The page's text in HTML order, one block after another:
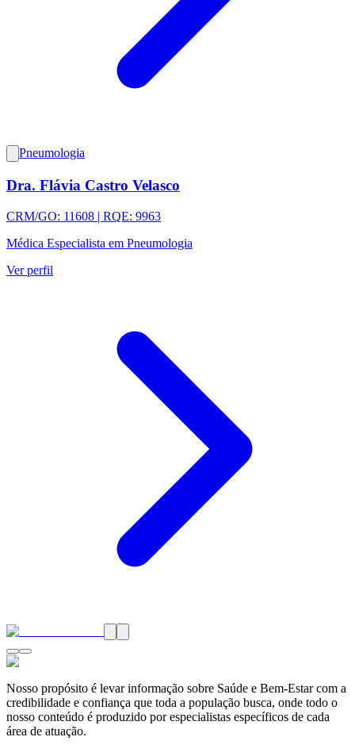
Pneumologia
Dra. Flávia Castro Velasco
CRM/GO: 11608 | RQE: 9963
Médica Especialista em Pneumologia
Ver perfil
Nosso propósito é levar informação sobre Saúde e Bem-Estar com a
credibilidade e confiança que toda a população busca, onde todo o
nosso conteúdo é produzido por especialistas específicos de cada
área de atuação.